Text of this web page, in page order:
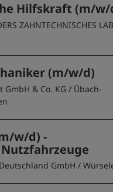
Hilfskraft (m/w/
ZAHNTECHNISCHES
(m/w/d)
GmbH & Co. KG / Übach-
w/d) -
GmbH /